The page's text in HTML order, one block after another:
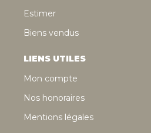
Estimer
Biens vendus
LIENS UTILES
Mon compte
Nos honoraires
Mentions légales